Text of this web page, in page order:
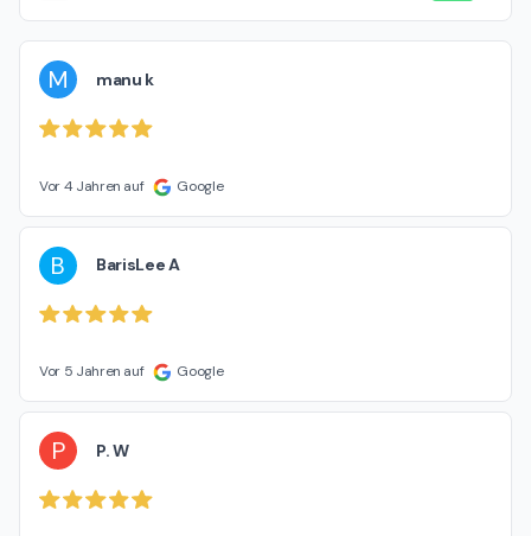
M manu k
Vor 4 Jahren auf Google
B BarisLee A
Vor 5 Jahren auf Google
P P. W